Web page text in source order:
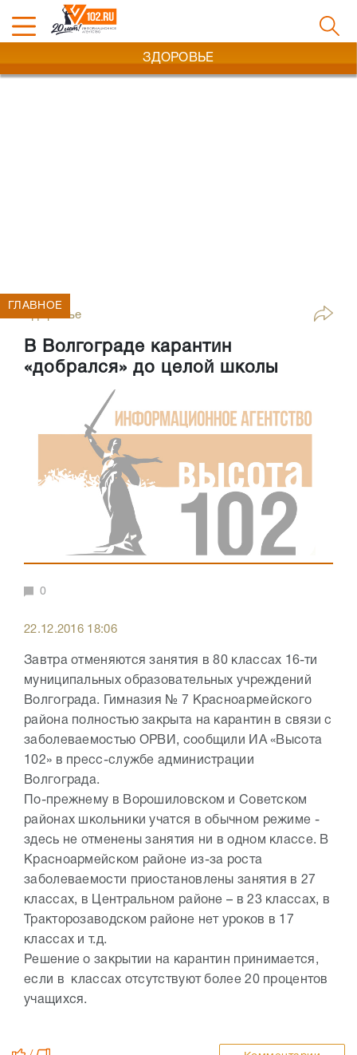
ЗДОРОВЬЕ
Здоровье
В Волгограде карантин
«добрался» до целой школы
ГЛАВНОЕ
0
22.12.2016 18:06
Завтра отменяются занятия в 80 классах 16-ти
муниципальных образовательных учреждений
Волгограда. Гимназия № 7 Красноармейского
района полностью закрыта на карантин в связи с
заболеваемостью ОРВИ, сообщили ИА «Высота
102» в пресс-службе администрации
Волгограда.
По-прежнему в Ворошиловском и Советском
районах школьники учатся в обычном режиме -
здесь не отменены занятия ни в одном классе. В
Красноармейском районе из-за роста
заболеваемости приостановлены занятия в 27
классах, в Центральном районе – в 23 классах, в
Тракторозаводском районе нет уроков в 17
классах и т.д.
Решение о закрытии на карантин принимается,
если в классах отсутствуют более 20 процентов
учащихся.